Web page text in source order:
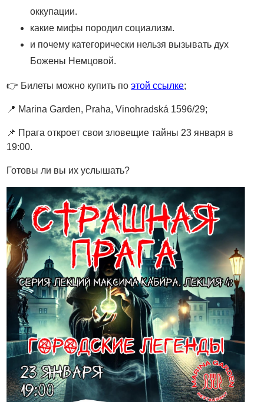
оккупации.
какие мифы породил социализм.
и почему категорически нельзя вызывать дух
Божены Немцовой.
👉 Билеты можно купить поэтой ссылке;
📍 Marina Garden, Praha, Vinohradská 1596/29;
📌 Прага откроет свои зловещие тайны 23 января в
19:00.
Готовы ли вы их услышать?